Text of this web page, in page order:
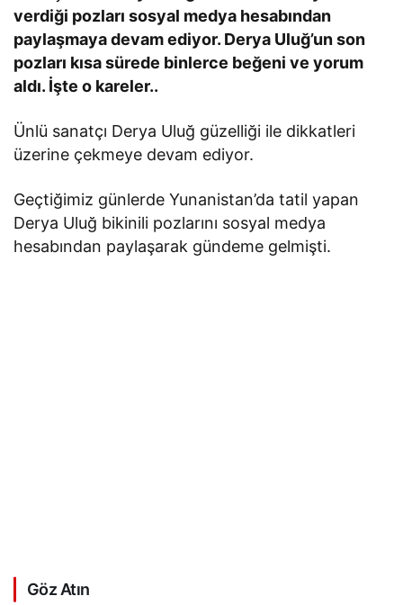
verdiği pozları sosyal medya hesabından
paylaşmaya devam ediyor. Derya Uluğ’un son
pozları kısa sürede binlerce beğeni ve yorum
aldı. İşte o kareler..
Ünlü sanatçı Derya Uluğ güzelliği ile dikkatleri
üzerine çekmeye devam ediyor.
Geçtiğimiz günlerde Yunanistan’da tatil yapan
Derya Uluğ bikinili pozlarını sosyal medya
hesabından paylaşarak gündeme gelmişti.
Göz Atın